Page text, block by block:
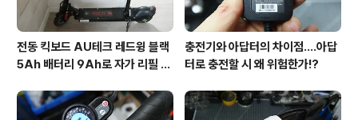
전동 킥보드 AU테크 레드윙 블랙
5Ah 배터리 9Ah로 자가 리필 교
충전기와 아답터의 차이점....아답
터로 충전할 시 왜 위험한가!?